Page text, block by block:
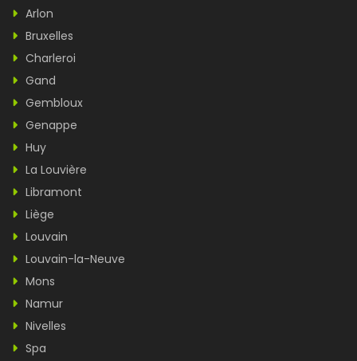
Arlon
Bruxelles
Charleroi
Gand
Gembloux
Genappe
Huy
La Louvière
Libramont
Liège
Louvain
Louvain-la-Neuve
Mons
Namur
Nivelles
Spa